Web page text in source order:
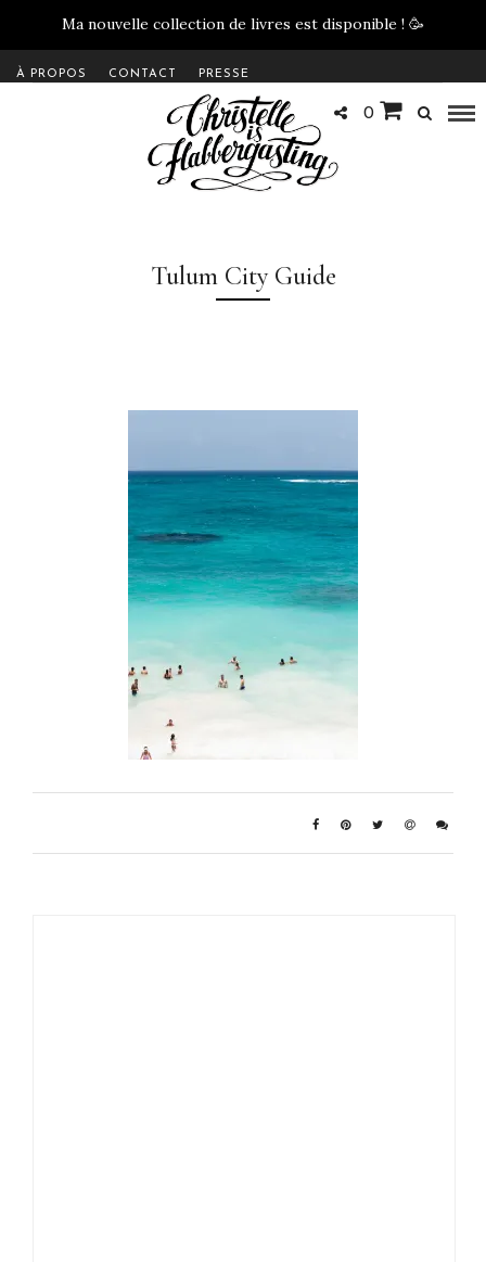
Ma nouvelle collection de livres est disponible ! 🥳
À PROPOS CONTACT PRESSE
0
Tulum City Guide